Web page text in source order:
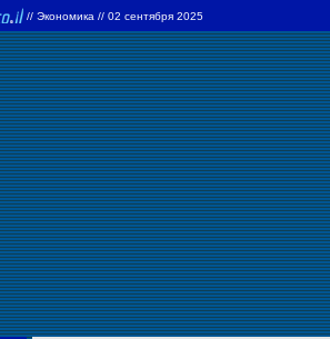
// Экономика // 02 сентября 2025